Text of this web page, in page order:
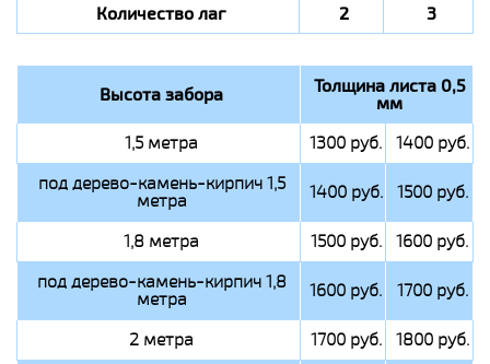
Количество лаг 2 3
Высота забора Толщина листа 0,5
мм
1,5 метра 1300 руб.
1400 руб.
под дерево-камень-кирпич 1,5
метра 1400 руб. 1500 руб.
1,8 метра 1500 руб.
1600 руб.
под дерево-камень-кирпич 1,8
метра 1600 руб. 1700 руб.
2 метра 1700 руб.
1800 руб.